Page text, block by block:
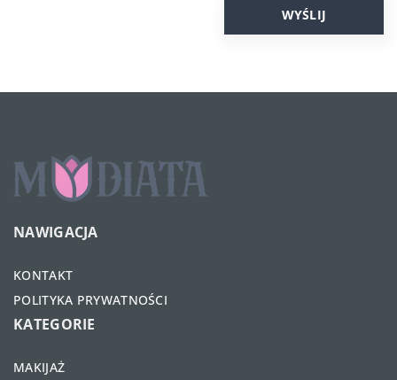
NAWIGACJA
KONTAKT
POLITYKA PRYWATNOŚCI
KATEGORIE
MAKIJAŻ